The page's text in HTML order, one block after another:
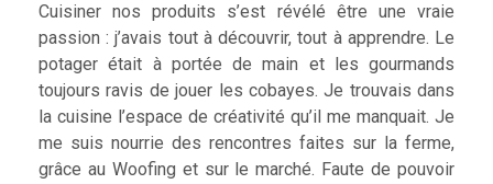
Cuisiner nos produits s’est révélé être une vraie
passion : j’avais tout à découvrir, tout à apprendre. Le
potager était à portée de main et les gourmands
toujours ravis de jouer les cobayes. Je trouvais dans
la cuisine l’espace de créativité qu’il me manquait. Je
me suis nourrie des rencontres faites sur la ferme,
grâce au Woofing et sur le marché. Faute de pouvoir